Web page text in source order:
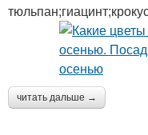
читать дальше →